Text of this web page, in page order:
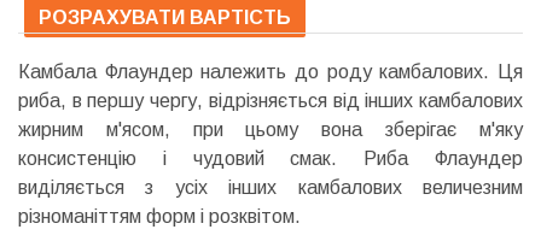
РОЗРАХУВАТИ ВАРТІСТЬ
Камбала Флаундер належить до роду камбалових. Ця
риба, в першу чергу, відрізняється від інших камбалових
жирним м'ясом, при цьому вона зберігає м'яку
консистенцію і чудовий смак. Риба Флаундер
виділяється з усіх інших камбалових величезним
різноманіттям форм і розквітом.